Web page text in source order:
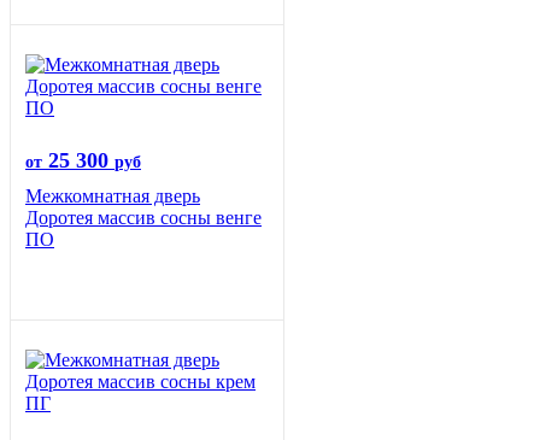
от 25 300 руб
Межкомнатная дверь
Доротея массив сосны венге
ПО